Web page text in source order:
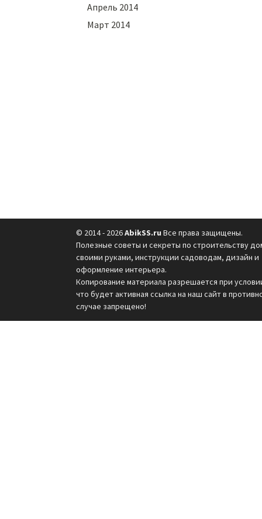
Апрель 2014
Март 2014
© 2014 - 2026AbikSS.ru Все права защищены.
Полезные советы и секреты по строительству
своими руками, инструкции садоводам, дизайн и
оформление интерьера.
Копирование материала разрешается при
что будет активная ссылка на наш сайт в
случае запрещено!